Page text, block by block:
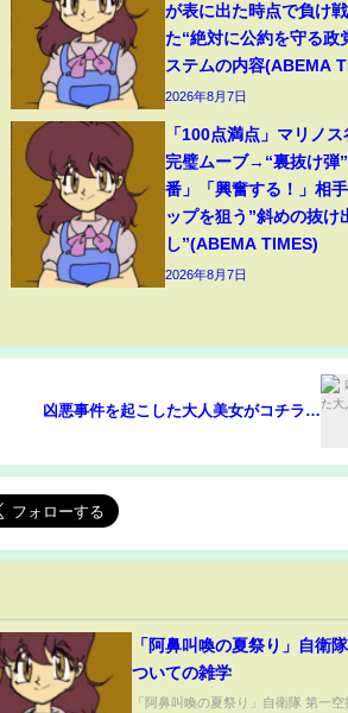
が表に出た時点で負け
た“絶対に公約を守る政
ステムの内容(ABEMA
2026年8月7日
「100点満点」マリノス
完璧ムーブ→“裏抜け弾
番」「興奮する！」相
ップを狙う”斜めの抜け
し”(ABEMA TIMES)
2026年8月7日
凶悪事件を起こした大人美女がコチラ…
「阿鼻叫喚の夏祭り」自衛
ついての雑学
「阿鼻叫喚の夏祭り」自衛隊 第一